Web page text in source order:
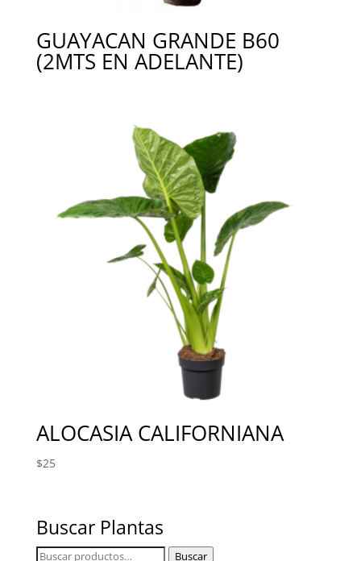
GUAYACAN GRANDE B60
(2MTS EN ADELANTE)
ALOCASIA CALIFORNIANA
$25
Buscar Plantas
Buscar Buscar